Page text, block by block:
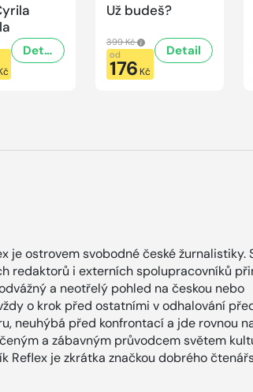
Detail
Už budeš?
399 Kč
od
176 Kč
Detail
je ostrovem svobodné české žurnalistiky.
redaktorů i externích spolupracovníků
a neotřelý pohled na českou nebo
o krok před ostatními v odhalování
neuhýbá před konfrontací a jde rovnou
a zábavným průvodcem světem
Reflex je zkrátka značkou dobrého